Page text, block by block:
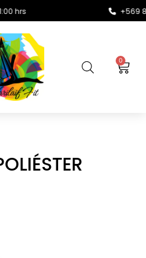
+569 8163
0